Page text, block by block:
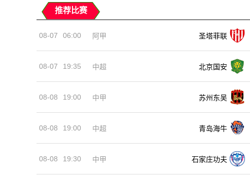
推荐比赛
08-07 06:00 阿甲 圣塔菲联
08-07 19:35 中超 北京国安
08-08 19:00 中甲 苏州东吴
08-08 19:00 中超 青岛海牛
08-08 19:30 中甲 石家庄功夫